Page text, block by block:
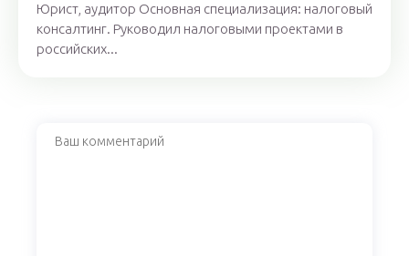
Юрист, аудитор Основная специализация: налоговый
консалтинг. Руководил налоговыми проектами в
российских...